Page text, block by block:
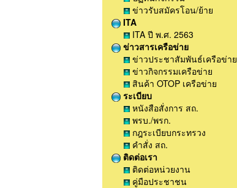
ข่าวรับสมัครโอน/ย้าย
ITA
ITA ปี พ.ศ. 2563
ข่าวสารเครือข่าย
ข่าวประชาสัมพันธ์เครือข่าย
ข่าวกิจกรรมเครือข่าย
สินค้า OTOP เครือข่าย
ระเบียบ
หนังสือสั่งการ สถ.
พรบ./พรก.
กฎระเบียบกระทรวง
คำสั่ง สถ.
ติดต่อเรา
ติดต่อหน่วยงาน
คู่มือประชาชน